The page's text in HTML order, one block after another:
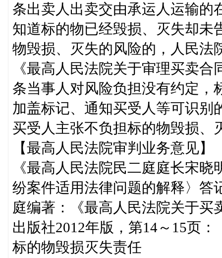
条出卖人出卖交由承运人运输的
知道标的物已经毁损、灭失却未
物毁损、灭失的风险的，人民法
《最高人民法院关于审理买卖
条当事人对风险负担没有约定，
加盖标记、通知买受人等可识别
买受人主张不负担标的物毁损、
【最高人民法院审判业务意见】
《最高人民法院民二庭庭长宋
纷案件适用法律问题的解释〉答
庭编著：《最高人民法院关于买
出版社2012年版，第14～15页：
标的物毁损灭失责任